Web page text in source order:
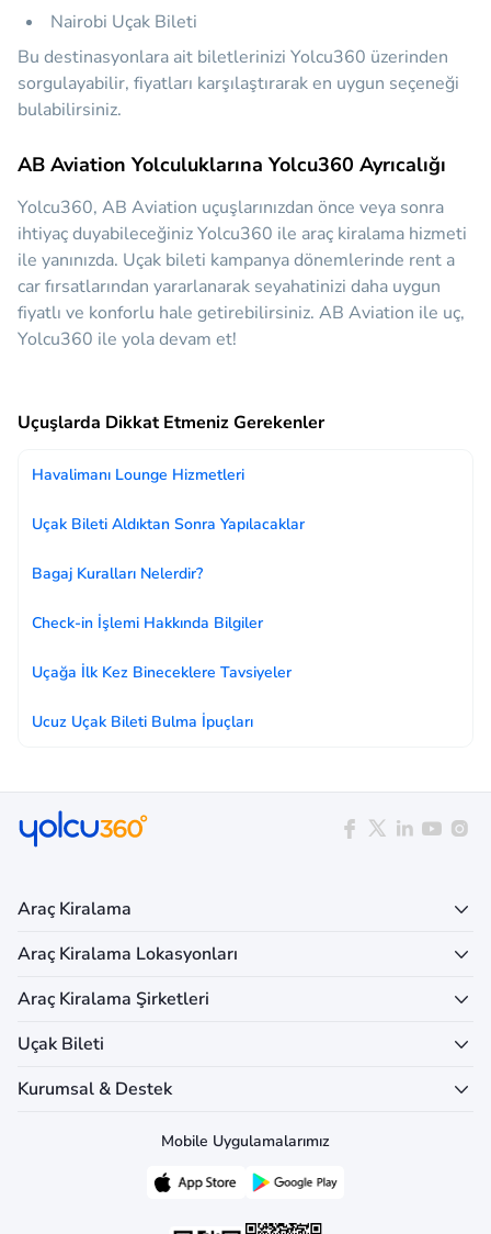
Nairobi Uçak Bileti
Bu destinasyonlara ait biletlerinizi Yolcu360 üzerinden
sorgulayabilir, fiyatları karşılaştırarak en uygun seçeneği
bulabilirsiniz.
AB Aviation Yolculuklarına Yolcu360 Ayrıcalığı
Yolcu360, AB Aviation uçuşlarınızdan önce veya sonra
ihtiyaç duyabileceğinizYolcu360 ile araç kiralama hizmeti
ile yanınızda. Uçak bileti kampanya dönemlerinde rent a
car fırsatlarından yararlanarak seyahatinizi daha uygun
fiyatlı ve konforlu hale getirebilirsiniz. AB Aviation ile uç,
Yolcu360 ile yola devam et!
Uçuşlarda Dikkat Etmeniz Gerekenler
Havalimanı Lounge Hizmetleri
Uçak Bileti Aldıktan Sonra Yapılacaklar
Bagaj Kuralları Nelerdir?
Check-in İşlemi Hakkında Bilgiler
Uçağa İlk Kez Bineceklere Tavsiyeler
Ucuz Uçak Bileti Bulma İpuçları
Araç Kiralama
Araç Kiralama Lokasyonları
Araç Kiralama Şirketleri
Uçak Bileti
Kurumsal & Destek
Mobile Uygulamalarımız